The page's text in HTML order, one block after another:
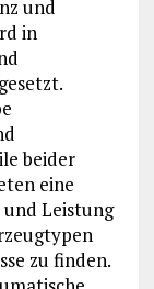
und
in
beider
eine
Leistung
zu finden.